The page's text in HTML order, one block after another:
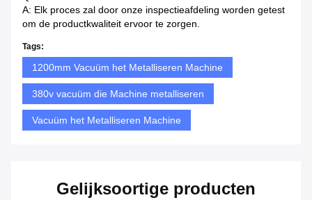
A: Elk proces zal door onze inspectieafdeling worden getest
om de productkwaliteit ervoor te zorgen.
Tags:
1200mm Vacuüm het Metalliseren Machine
380v vacuüm die Machine metalliseren
Vacuüm het Metalliseren Machine
Gelijksoortige producten